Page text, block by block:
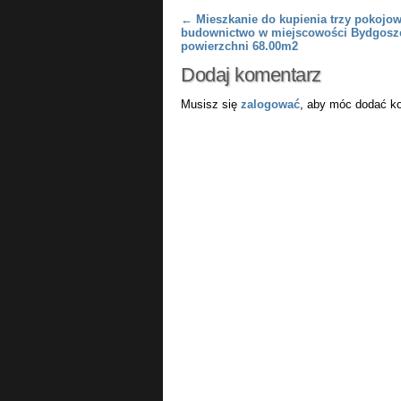
Post navigation
← Mieszkanie do kupienia trzy
budownictwo w miejscowości
powierzchni 68.00m2
Dodaj komentarz
Musisz się zalogować, aby móc dodać